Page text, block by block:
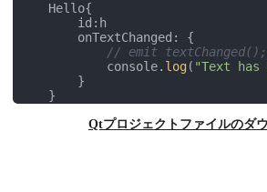
    Hello{
        id:h
        onTextChanged: {
// emit textChanged();
            console.
log( "Text has
        }
    }
    Component.onCompleted: {
Qtプロジェクトファイルのダ